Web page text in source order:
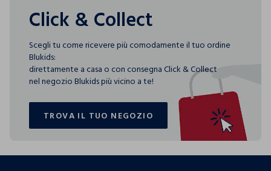
Click & Collect
Scegli tu come ricevere più comodamente il tuo ordine
Blukids:
direttamente a casa o con consegna Click & Collect
nel negozio Blukids più vicino a te!
TROVA IL TUO NEGOZIO
TROVA IL TUO NEGOZIO